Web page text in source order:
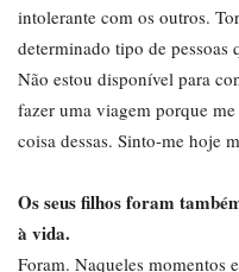
intolerante com os outros.
determinado tipo de pessoas
Não estou disponível para
fazer uma viagem porque
coisa dessas. Sinto-me hoje
Os seus filhos foram
à vida.
Foram. Naqueles momentos